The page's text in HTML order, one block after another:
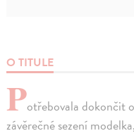
O TITULE
Potřebovala dokončit
závěrečné sezení